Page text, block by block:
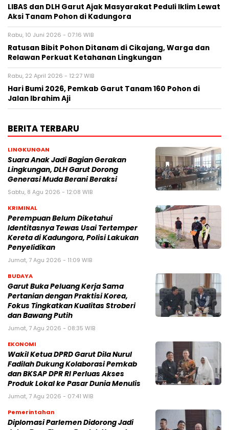
LIBAS dan DLH Garut Ajak Masyarakat Peduli Iklim Lewat
Aksi Tanam Pohon di Kadungora
Rabu, 10 Juni 2026 - 07:16 WIB
Ratusan Bibit Pohon Ditanam di Cikajang, Warga dan
Relawan Perkuat Ketahanan Lingkungan
Rabu, 22 April 2026 - 12:27 WIB
Hari Bumi 2026, Pemkab Garut Tanam 160 Pohon di
Jalan Ibrahim Aji
BERITA TERBARU
LINGKUNGAN
Suara Anak Jadi Bagian Gerakan
Lingkungan, DLH Garut Dorong
Generasi Muda Berani Beraksi
Sabtu, 8 Agu 2026 - 12:08 WIB
KRIMINAL
Perempuan Belum Diketahui
Identitasnya Tewas Usai Tertemper
Kereta di Kadungora, Polisi Lakukan
Penyelidikan
Jumat, 7 Agu 2026 - 11:09 WIB
BUDAYA
Garut Buka Peluang Kerja Sama
Pertanian dengan Praktisi Korea,
Fokus Tingkatkan Kualitas Stroberi
dan Bawang Putih
Jumat, 7 Agu 2026 - 08:35 WIB
EKONOMI
Wakil Ketua DPRD Garut Dila Nurul
Fadilah Dukung Kolaborasi Pemkab
dan BKSAP DPR RI Perluas Akses
Produk Lokal ke Pasar Dunia Menulis
Jumat, 7 Agu 2026 - 07:41 WIB
Pemerintahan
Diplomasi Parlemen Didorong Jadi